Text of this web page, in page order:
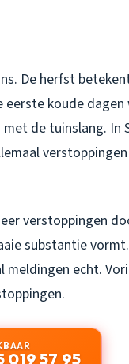
De herfst
koude
de tuinslang.
verstoppingen
substantie
echt.
019 57 95